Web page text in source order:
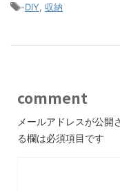
-DIY 収納
comment
メールアドレスが公開
る欄は必須項目です